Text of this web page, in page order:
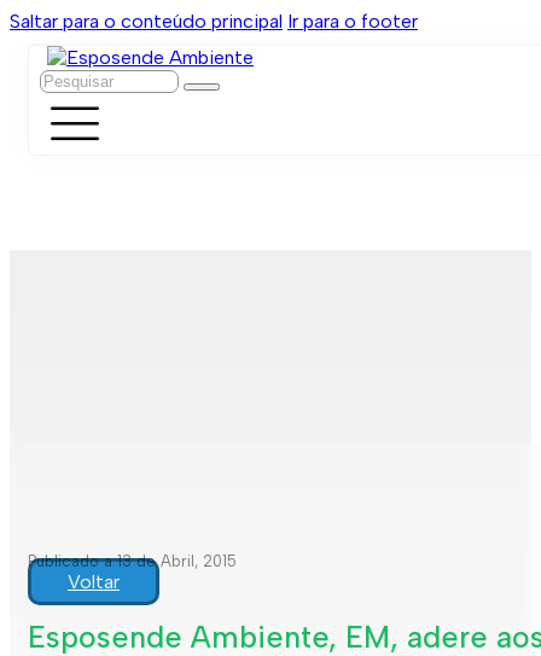
Saltar para o conteúdo principal Ir para o footer
Pesquisar
Publicado a 13 de Abril, 2015
Voltar
Esposende Ambiente, EM, adere